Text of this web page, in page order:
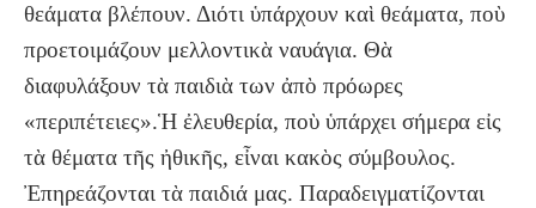
θεάματα βλέπουν. Διότι ὑπάρχουν καὶ θεάματα, ποὺ
προετοιμάζουν μελλοντικὰ ναυάγια. Θὰ
διαφυλάξουν τὰ παιδιὰ των ἀπὸ πρόωρες
«περιπέτειες».Ἡ ἐλευθερία, ποὺ ὑπάρχει σήμερα εἰς
τὰ θέματα τῆς ἠθικῆς, εἶναι κακὸς σύμβουλος.
Ἐπηρεάζονται τὰ παιδιά μας. Παραδειγματίζονται